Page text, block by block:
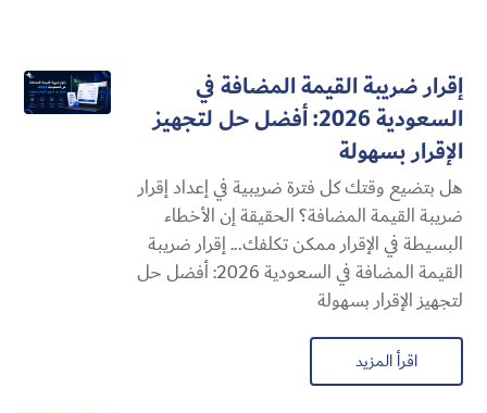
إقرار ضريبة القيمة المضافة في
السعودية 2026: أفضل حل لتجهيز
الإقرار بسهولة
هل بتضيع وقتك كل فترة ضريبية في إعداد إقرار
ضريبة القيمة المضافة؟ الحقيقة إن الأخطاء
البسيطة في الإقرار ممكن تكلفك... إقرار ضريبة
القيمة المضافة في السعودية 2026: أفضل حل
لتجهيز الإقرار بسهولة
اقرأ المزيد